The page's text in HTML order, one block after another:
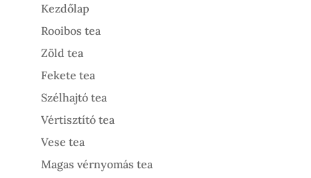
Kezdőlap
Rooibos tea
Zöld tea
Fekete tea
Szélhajtó tea
Vértisztító tea
Vese tea
Magas vérnyomás tea